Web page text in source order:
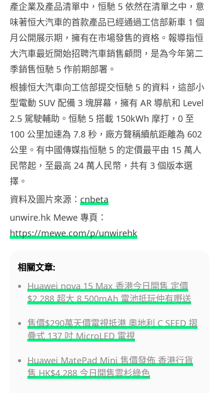
產企業及產品清單中，恒馳 5 依然在清單之中，意
味著恒大汽車的首款產品已經通過工信部新車 1 個
月公開展示期，擁有在市場發售的資格。報導指恒
大汽車最近開始招聘汽車銷售顧問，是為今年第二
季銷售恒馳 5 作前期部署。
根據恒大汽車向工信部提交恒馳 5 的資料，這部小
型電動 SUV 配備 3 塊屏幕，擁有 AR 導航和 Level
2.5 駕駛輔助。恒馳 5 搭載 150kWh 摩打，0 至
100 公里加速為 7.8 秒，廠方聲稱續航距離為 602
公里。有中國傳媒指恒馳 5 的定價最平由 15 萬人
民幣起，至最高 24 萬人民幣，共有 3 個版本選
擇。
資料及圖片來源： cnbeta
unwire.hk Mewe 專頁：
https://mewe.com/p/unwirehk
相關文章:
Huawei nova 15 Max 香港今日開售 定價
$2,288 超大 8,500mAh 電池抵玩仲有嘢送
售價$290萬天價電視抵港 奧地利 C SEED 摺
疊式 137 吋 MicroLED 電視
Huawei MatePad Mini 售價發佈 香港行貨
售 HK$4,288 今日開售雲杉綠色